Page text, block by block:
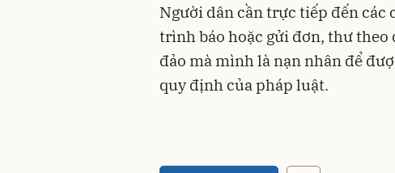
Người dân cần trực tiếp đến các
trình báo hoặc gửi đơn, thư theo
đảo mà mình là nạn nhân để
quy định của pháp luật.